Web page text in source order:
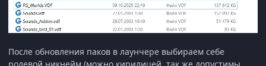
После обновления паков в лаунчере выбираем себе
ролевой никнейм (можно кирилицей, так же допустимы